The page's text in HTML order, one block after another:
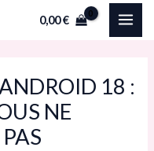
0,00€
18 :
NE